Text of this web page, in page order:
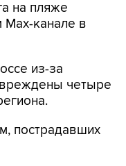
на пляже
Мах-канале в
из-за
четыре
пострадавших